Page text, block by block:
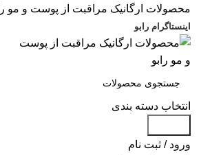
محصولات ارگانیک مراقبت از پوست و مو
اینستاگرام رابو
انتخاب دسته بندی
ورود / ثبت نام